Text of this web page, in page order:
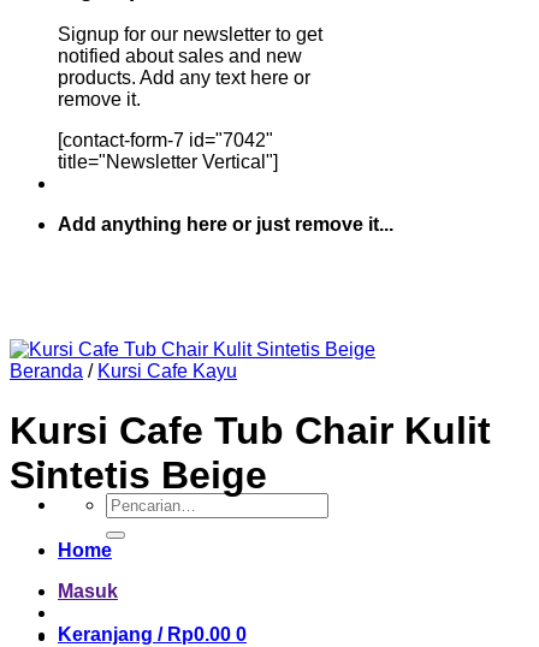
Signup for our newsletter to get
notified about sales and new
products. Add any text here or
remove it.
[contact-form-7 id="7042"
title="Newsletter Vertical"]
Add anything here or just remove it...
Pencarian
untuk:
Home
Masuk
Keranjang / Rp0.00 0
Beranda / Kursi Cafe Kayu
Kursi Cafe Tub Chair Kulit
Sintetis Beige